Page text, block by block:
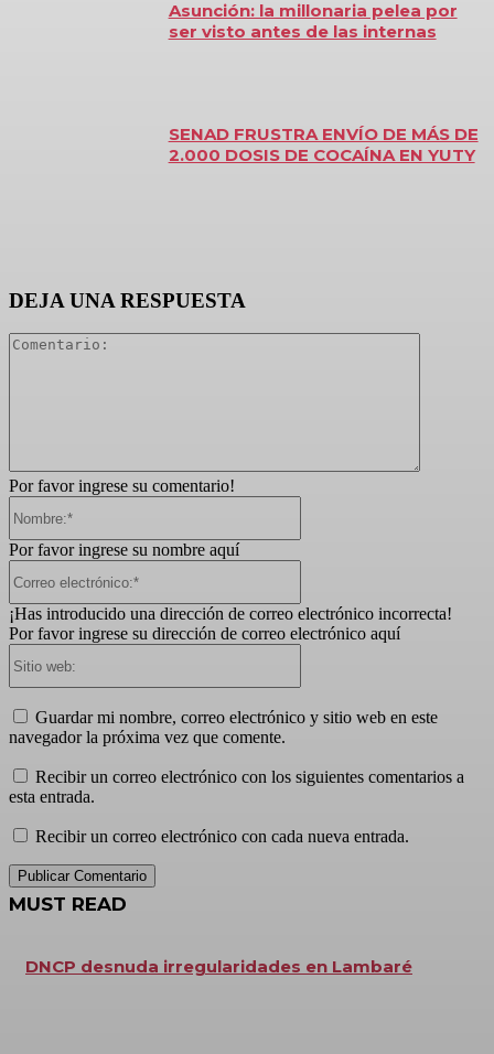
Asunción: la millonaria pelea por
ser visto antes de las internas
SENAD FRUSTRA ENVÍO DE MÁS DE
2.000 DOSIS DE COCAÍNA EN YUTY
DEJA UNA RESPUESTA
Por favor ingrese su comentario!
Por favor ingrese su nombre aquí
¡Has introducido una dirección de correo electrónico incorrecta!
Por favor ingrese su dirección de correo electrónico aquí
Guardar mi nombre, correo electrónico y sitio web en este
navegador la próxima vez que comente.
Recibir un correo electrónico con los siguientes comentarios a
esta entrada.
Recibir un correo electrónico con cada nueva entrada.
MUST READ
DNCP desnuda irregularidades en Lambaré